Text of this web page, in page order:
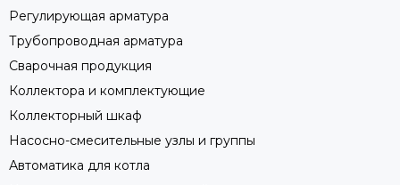
Регулирующая арматура
Трубопроводная арматура
Сварочная продукция
Коллектора и комплектующие
Коллекторный шкаф
Насосно-смесительные узлы и группы
Автоматика для котла